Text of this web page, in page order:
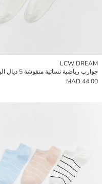
LCW DREAM
جوارب رياضية نسائية منقوشة 5 ديال الباكات
44.00 MAD